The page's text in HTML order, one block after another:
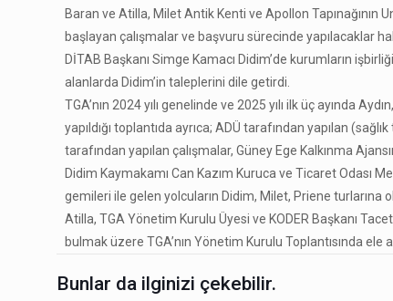
Baran ve Atilla, Milet Antik Kenti ve Apollon Tapınağının
başlayan çalışmalar ve başvuru sürecinde yapılacaklar
DİTAB Başkanı Simge Kamacı Didim’de kurumların
alanlarda Didim’in taleplerini dile getirdi.
TGA’nın 2024 yılı genelinde ve 2025 yılı ilk üç ayında
yapıldığı toplantıda ayrıca; ADÜ tarafından yapılan
tarafından yapılan çalışmalar, Güney Ege Kalkınma
Didim Kaymakamı Can Kazım Kuruca ve Ticaret Odası
gemileri ile gelen yolcuların Didim, Milet, Priene turlarına
Atilla, TGA Yönetim Kurulu Üyesi ve KODER Başkanı
bulmak üzere TGA’nın Yönetim Kurulu Toplantısında ele
Bunlar da ilginizi çekebilir.